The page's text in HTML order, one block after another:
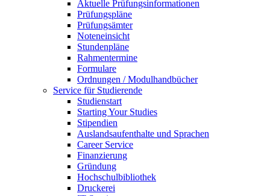
Aktuelle Prüfungsinformationen
Prüfungspläne
Prüfungsämter
Noteneinsicht
Stundenpläne
Rahmentermine
Formulare
Ordnungen / Modulhandbücher
Service für Studierende
Studienstart
Starting Your Studies
Stipendien
Auslandsaufenthalte und Sprachen
Career Service
Finanzierung
Gründung
Hochschulbibliothek
Druckerei